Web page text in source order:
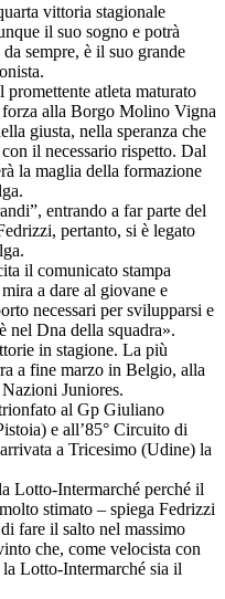
vittoria stagionale
il suo sogno e potrà
sempre, è il suo grande
atleta maturato
alla Borgo Molino Vigna
giusta, nella speranza che
il necessario rispetto. Dal
la maglia della formazione
entrando a far parte del
pertanto, si è legato
il comunicato stampa
a dare al giovane e
necessari per svilupparsi e
nel Dna della squadra».
in stagione. La più
a fine marzo in Belgio, alla
Juniores.
al Gp Giuliano
e all’85° Circuito di
a Tricesimo (Udine) la
Lotto-Intermarché perché il
stimato – spiega Fedrizzi
fare il salto nel massimo
che, come velocista con
la Lotto-Intermarché sia ​​il